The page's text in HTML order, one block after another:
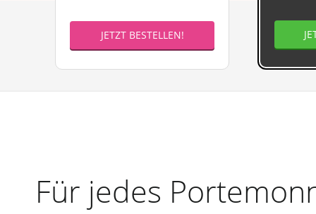
JETZT BESTELLEN!
Für jedes